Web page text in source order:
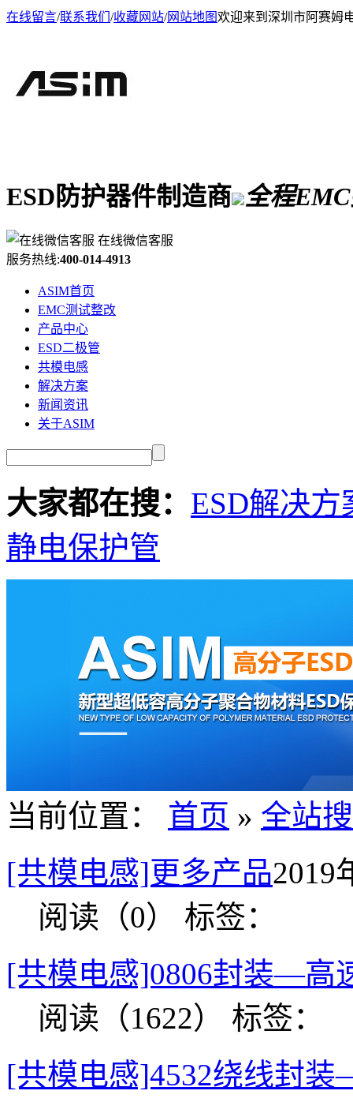
在线留言/联系我们 /收藏网站/网站地图欢迎来到深圳市阿赛姆
ESD防护器件制造商 全程
在线微信客服
服务热线:400-014-4913
ASIM首页
EMC测试整改
产品中心
ESD二极管
共模电感
解决方案
新闻资讯
关于ASIM
大家都在搜： ESD解决方
静电保护管
当前位置： 首页 » 全站
[共模电感]更多产品2019
阅读（0） 标签：
[共模电感]0806封装—高
阅读（1622） 标签：
[共模电感]4532绕线封